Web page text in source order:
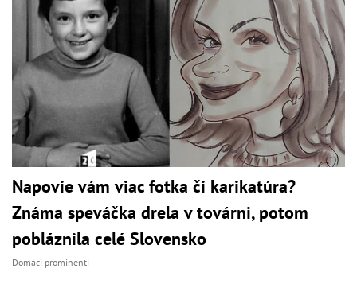
Napovie vám viac fotka či karikatúra?
Známa speváčka drela v továrni, potom
pobláznila celé Slovensko
Domáci prominenti